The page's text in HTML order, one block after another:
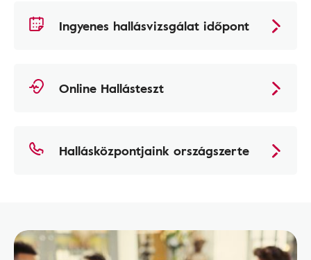
Ingyenes hallásvizsgálat időpont
Online Hallásteszt
Hallásközpontjaink országszerte